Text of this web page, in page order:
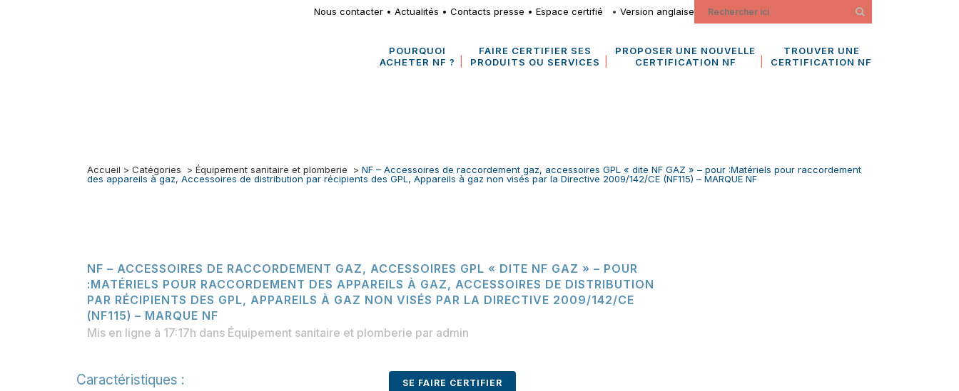
Nous contacter• Actualités • Contacts presse • Espace certifié • Version anglaise
POURQUOI
ACHETER NF ?
FAIRE CERTIFIER SES
PRODUITS OU SERVICES
PROPOSER UNE NOUVELLE
CERTIFICATION NF
TROUVER UNE
CERTIFICATION NF
Accueil > Catégories > Équipement sanitaire et plomberie > NF – Accessoires de raccordement gaz, accessoires GPL « dite NF GAZ » – pour :Matériels pour raccordement
des appareils à gaz, Accessoires de distribution par récipients des GPL, Appareils à gaz non visés par la Directive 2009/142/CE (NF115) – MARQUE NF
NF – ACCESSOIRES DE RACCORDEMENT GAZ, ACCESSOIRES GPL « DITE NF GAZ » – POUR
:MATÉRIELS POUR RACCORDEMENT DES APPAREILS À GAZ, ACCESSOIRES DE DISTRIBUTION
PAR RÉCIPIENTS DES GPL, APPAREILS À GAZ NON VISÉS PAR LA DIRECTIVE 2009/142/CE
(NF115) – MARQUE NF
Mis en ligne à 17:17h dans Équipement sanitaire et plomberie par admin
Caractéristiques : SE FAIRE CERTIFIER